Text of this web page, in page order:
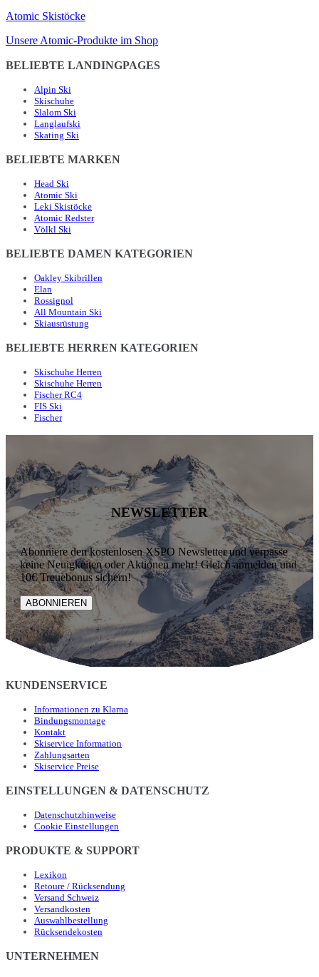
Atomic Skistöcke
Unsere Atomic-Produkte im Shop
BELIEBTE LANDINGPAGES
Alpin Ski
Skischuhe
Slalom Ski
Langlaufski
Skating Ski
BELIEBTE MARKEN
Head Ski
Atomic Ski
Leki Skistöcke
Atomic Redster
Völkl Ski
BELIEBTE DAMEN KATEGORIEN
Oakley Skibrillen
Elan
Rossignol
All Mountain Ski
Skiausrüstung
BELIEBTE HERREN KATEGORIEN
Skischuhe Herren
Skischuhe Herren
Fischer RC4
FIS Ski
Fischer
NEWSLETTER
Abonniere den kostenlosen XSPO Newsletter und verpasse
keine Neuigkeiten oder Aktionen mehr! Gleich anmelden und
10€ Treuebonus sichern!
ABONNIEREN
KUNDENSERVICE
Informationen zu Klarna
Bindungsmontage
Kontakt
Skiservice Information
Zahlungsarten
Skiservice Preise
EINSTELLUNGEN & DATENSCHUTZ
Datenschutzhinweise
Cookie Einstellungen
PRODUKTE & SUPPORT
Lexikon
Retoure / Rücksendung
Versand Schweiz
Versandkosten
Auswahlbestellung
Rücksendekosten
UNTERNEHMEN